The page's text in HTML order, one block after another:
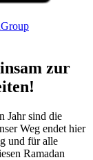
zur
Jahr sind die
Weg endet hier
und für alle
Ramadan